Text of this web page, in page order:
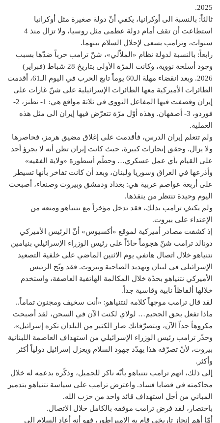
2025.
ثالثاً: بالنسبة الى أوكرانيا، يكفي أنّ دولة صغيرة مثل أوكرانيا
استطاعت أن تقف أمام دولة عظمى مثل روسيا، ولا تزال منذ 4
سنوات، وترامب يسعى لإحلال السلام بينهما.
رابعاً: بالنسبة لدولة نظام «الملاّلي»، شنّ ترامب حرباً ضدّها بسبب
وجود أسلحة نووية، وكانت المرّة الأولى بتاريخ 28 شباط (فبراير)
2026. وبعد انقضاء مهلة الـ60 يوماً تابع الحرب في اليوم الـ61، أقدمت
الطائرات الأميركية معها الطائرات الإسرائيلية على شنّ غارات على
إيران وقصفت فيها المفاعل النووي في ثلاثة مواقع هي: 1- نطنز، 2-
فوردو، 3- أصفهان. وهذه أوّل مرّة تتعرّض فيها إيران الى مثل هذه
العملية.
ولم تتعلم إيران الدرس، فأقدمت على إغلاق مضيق هرمز، فحاصرها
ولا يزال. وحقق إنجازات كبيرة، حيث كانت إيران تظن أنه لا يجرؤ أحد
على القيام بأي عمل عسكري… وحطّم أسطورة «ولاية الفقيه»
وأذرعها في العراق وسوريا ولبنان، وبعد أن كانت تفاخر بأنها تسيطر
على أربعة عواصم عربية هي: بغداد ودمشق وبيروت وصنعاء، أصبحت
اليوم وحيدة تنتظر من ينقذها.
ولم يكتفِ ترامب بذلك، فقد تدخل مؤخراً مع نتنياهو ومنعه من
الإعتداء على بيروت.
إذ كشفت مصادر أميركية لموقع «أكسيوس» أنّ الرئيس الأميركي
دونالد ترامب شنّ هجوماً حادّاً على رئيس الوزراء الإسرائيلي بنيامين
نتنياهو خلال اتصال هاتفي يوم الاثنين الماضي على خلفية التصعيد
الإسرائيلي في لبنان وتهديد الضاحية وبيروت. فقد وبّخ الرئيس
الأميركي نتنياهو بحدّة خلال المكالمة الهاتفية العاصفة، واستخدم
خلالها ألفاظاً نابية وقاسية جداً.
لقد قال ترامب موجهاً كلامه لنتنياهو: «أنت سخيف ومجنون تماماً..
ماذا تفعل بحق الجحيم… لولاي لكنت الآن في السجن، لقد أصبحت
مكروهاً جداً الآن، وبتصرّفاتك صار الكثير من البلدان تكره إسرائيل».
وحذّر ترامب رئيس الوزراء الإسرائيلي من استهداف العاصمة اللبنانية
بيروت، لأنّ تصرّفه هذا يهدّد جهود السلام ويعزل إسرائيل دولياً أكثر
وأكثر.
إلى ذلك، اتهم ترامب نتنياهو بأنّه ناكر للجميل، وذكّره بدعمه له خلال
محاكمته في قضايا فساد. واعترض ترامب على سياسة نتنياهو بتدمير
المباني من أجل استهداف قائد واحد من حزب الله.
باختصار، لقد فرض ترامب موقفه بالكامل خلال الاتصال.
أمّا أهم إنجاز تاريخي قام به الامبراطور، فهو أنه أعاد السلام الى